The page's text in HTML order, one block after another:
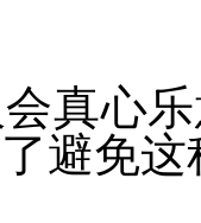
真心
避免